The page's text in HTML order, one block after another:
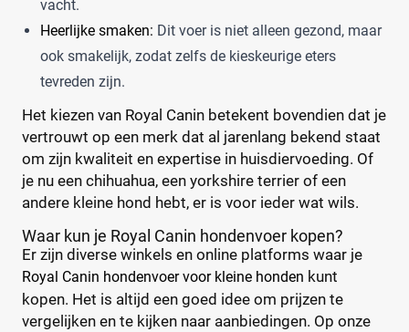
vacht.
Heerlijke smaken: Dit voer is niet alleen gezond, maar
ook smakelijk, zodat zelfs de kieskeurige eters
tevreden zijn.
Het kiezen van Royal Canin betekent bovendien dat je
vertrouwt op een merk dat al jarenlang bekend staat
om zijn kwaliteit en expertise in huisdiervoeding. Of
je nu een chihuahua, een yorkshire terrier of een
andere kleine hond hebt, er is voor ieder wat wils.
Waar kun je Royal Canin hondenvoer kopen?
Er zijn diverse winkels en online platforms waar je
Royal Canin hondenvoer voor kleine honden kunt
kopen. Het is altijd een goed idee om prijzen te
vergelijken en te kijken naar aanbiedingen. Op onze